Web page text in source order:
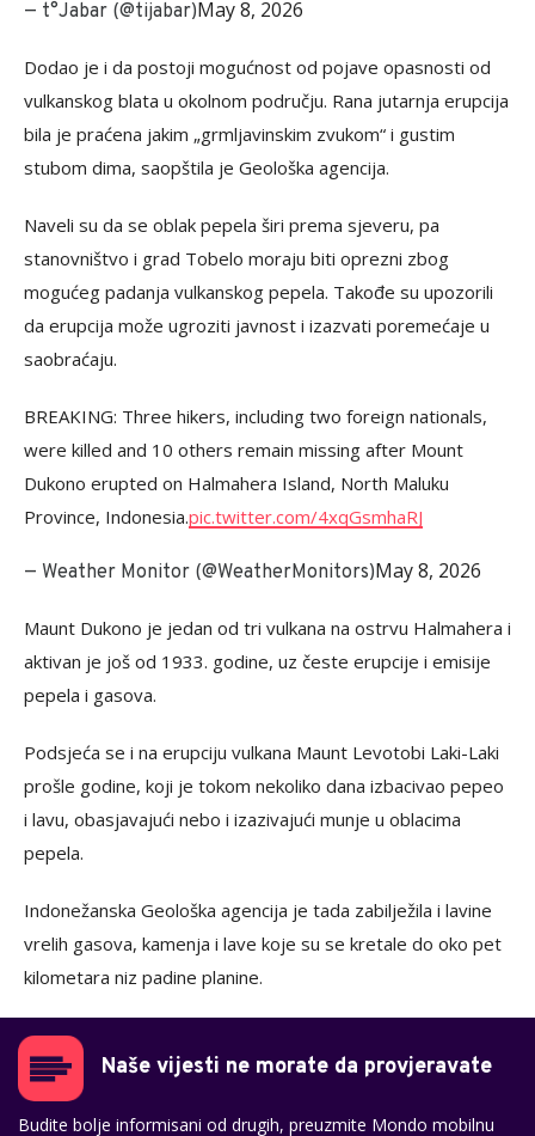
— t°Jabar (@tijabar)May 8, 2026
Dodao je i da postoji mogućnost od pojave opasnosti od
vulkanskog blata u okolnom području. Rana jutarnja erupcija
bila je praćena jakim „grmljavinskim zvukom“ i gustim
stubom dima, saopštila je Geološka agencija.
Naveli su da se oblak pepela širi prema sjeveru, pa
stanovništvo i grad Tobelo moraju biti oprezni zbog
mogućeg padanja vulkanskog pepela. Takođe su upozorili
da erupcija može ugroziti javnost i izazvati poremećaje u
saobraćaju.
BREAKING: Three hikers, including two foreign nationals,
were killed and 10 others remain missing after Mount
Dukono erupted on Halmahera Island, North Maluku
Province, Indonesia.pic.twitter.com/4xqGsmhaRJ
— Weather Monitor (@WeatherMonitors)May 8, 2026
Maunt Dukono je jedan od tri vulkana na ostrvu Halmahera i
aktivan je još od 1933. godine, uz česte erupcije i emisije
pepela i gasova.
Podsjeća se i na erupciju vulkana Maunt Levotobi Laki-Laki
prošle godine, koji je tokom nekoliko dana izbacivao pepeo
i lavu, obasjavajući nebo i izazivajući munje u oblacima
pepela.
Indonežanska Geološka agencija je tada zabilježila i lavine
vrelih gasova, kamenja i lave koje su se kretale do oko pet
kilometara niz padine planine.
Naše vijesti ne morate da provjeravate
Budite bolje informisani od drugih, preuzmite Mondo mobilnu